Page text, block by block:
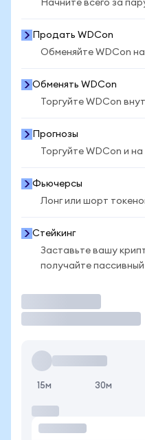
Начните всего за
Продать WDCon
Обменяйте WDCon
Обменять WDCon
Торгуйте WDCon
Прогнозы
Торгуйте WDCon и
Фьючерсы
Лонг или шорт
Стейкинг
Заставьте вашу
получайте
15м 30м